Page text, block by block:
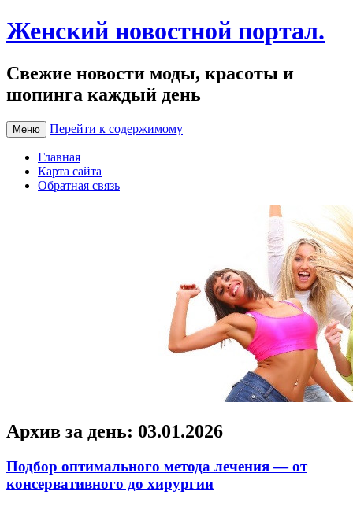
Женский новостной портал.
Свежие новости моды, красоты и
шопинга каждый день
Меню Перейти к содержимому
Главная
Карта сайта
Обратная связь
Архив за день: 03.01.2026
Подбор оптимального метода лечения — от
консервативного до хирургии